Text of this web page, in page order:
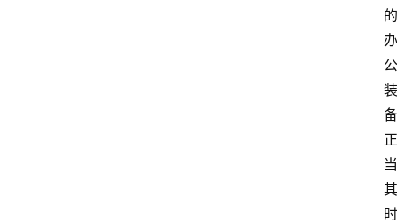
的
办
公
装
备
正
当
其
时